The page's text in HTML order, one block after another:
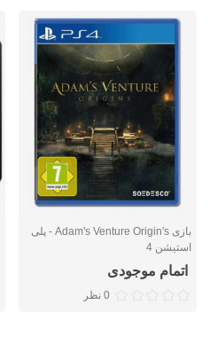
بازی Adam's Venture Origin's - پلی
استیشن 4
اتمام موجودی
0 نظر